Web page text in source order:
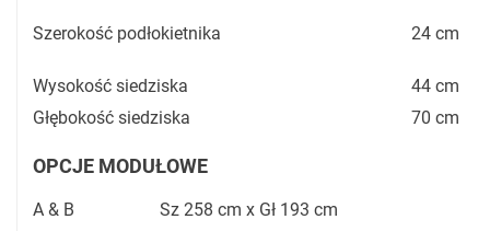
Szerokość podłokietnika 24 cm
Wysokość siedziska
44 cm
Głębokość siedziska
70 cm
OPCJE MODUŁOWE
A & B Sz 258 cm x Gł 193 cm